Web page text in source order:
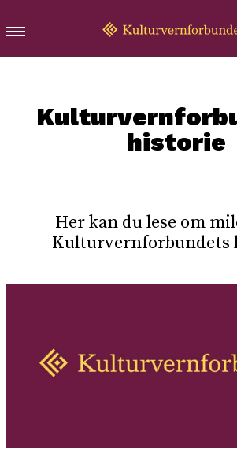
historie
Her kan du lese om
Kulturvernforbundets